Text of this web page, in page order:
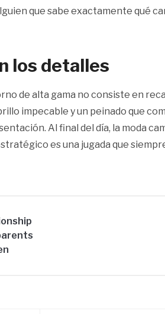
que sabe exactamente qué
los detalles
de alta gama no consiste en
impecable y un peinado que
Al final del día, la moda
es una jugada que